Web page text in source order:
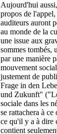
Aujourd'hui
propos de
auditeurs auront
au monde de la
une issue aux
sommes tombés,
par une manière
mouvement
justement de
Frage in den
und Zukunft"
sociale dans les
se rattachera à
ce qu'il y a à dire
contient